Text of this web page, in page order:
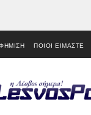
ΠΟΙΟΙ ΕΙΜΑΣΤΕ